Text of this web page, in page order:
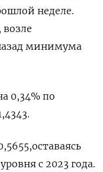
неделе.
минимума
0,34% по
с 2023 года.